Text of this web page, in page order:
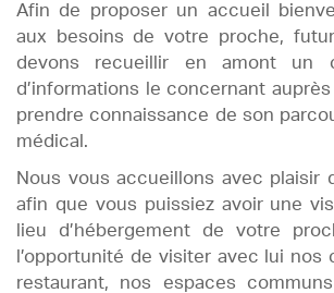
Afin de proposer un accueil
aux besoins de votre proche,
devons recueillir en amont un
d’informations le concernant
prendre connaissance de son
médical.
Nous vous accueillons avec plaisir
afin que vous puissiez avoir une
lieu d’hébergement de votre
l’opportunité de visiter avec lui nos
restaurant, nos espaces